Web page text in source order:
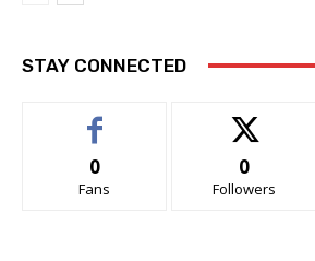
STAY CONNECTED
0
Fans
0
Followers